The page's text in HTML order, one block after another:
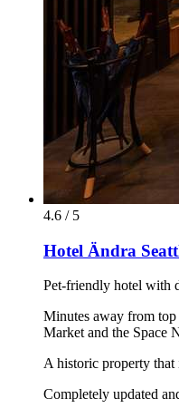
4.6 / 5
Hotel Ändra
Pet-friendly hotel with
Minutes away from
Market and the Space
A historic property that
Completely updated